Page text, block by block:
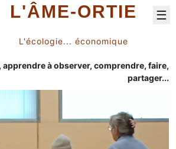
L'ÂME-ORTIE
L'écologie... économique
apprendre à observer, comprendre, faire,
partager...
☰